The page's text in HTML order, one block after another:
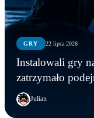
GRY 22 lipca 2026
Instalowali gry
zatrzymało
Julian